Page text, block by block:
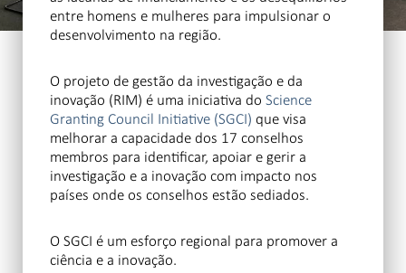
entre homens e mulheres para impulsionar o
desenvolvimento na região.
O projeto de gestão da investigação e da
inovação (RIM) é uma iniciativa do Science
Granting Council Initiative (SGCI) que visa
melhorar a capacidade dos 17 conselhos
membros para identificar, apoiar e gerir a
investigação e a inovação com impacto nos
países onde os conselhos estão sediados.
O SGCI é um esforço regional para promover a
ciência e a inovação.